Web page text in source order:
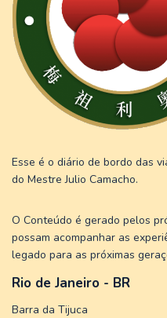
Esse é o diário de bordo das
do Mestre Julio Camacho.
O Conteúdo é gerado pelos
possam acompanhar as
legado para as próximas
Rio de Janeiro - BR
Barra da Tijuca